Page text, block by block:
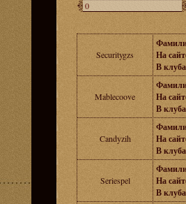
Securitygzs
На
В
Mablecoove
На
В
Candyzih
На
В
Seriespel
На
В